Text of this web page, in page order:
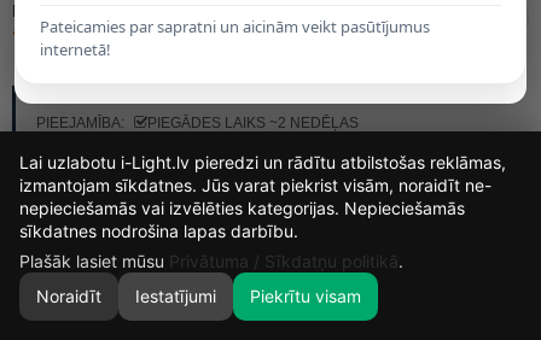
0
MODELIS:
75.80€
PIEEJAMĪBA:
PIEGĀDES LAIKS ~2 NEDĒĻAS
Pateicamies par sapratni un aicinām veikt pasūtījumus
internetā!
16
DIENAS
3
STUNDAS
55
MIN.
28
Lai uzlabotu i-Light.lv pieredzi un rādītu atbilstošas reklāmas,
izmantojam sīkdatnes. Jūs varat piekrist visām, noraidīt ne-
nepieciešamās vai izvēlēties kategorijas. Nepieciešamās
sīkdatnes nodrošina lapas darbību.
Plašāk lasiet mūsu Privātuma / Sīkdatņu politikā.
Noraidīt
Iestatījumi Piekrītu visam